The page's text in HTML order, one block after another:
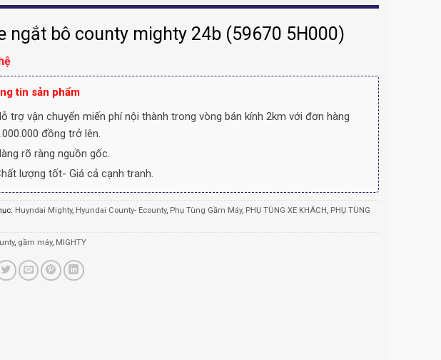
ngắt bô county mighty 24b (59670 5H000)
tin sản phẩm
trợ vận chuyển miến phí nội thành trong vòng bán kính 2km với đơn hàng
đồng trở lên.
rõ ràng nguồn gốc.
lượng tốt- Giá cả cạnh tranh.
Huyndai Mighty, Hyundai County- Ecounty, Phụ Tùng Gầm Máy, PHỤ TÙNG XE KHÁCH, PHỤ TÙNG
, gầm máy, MIGHTY